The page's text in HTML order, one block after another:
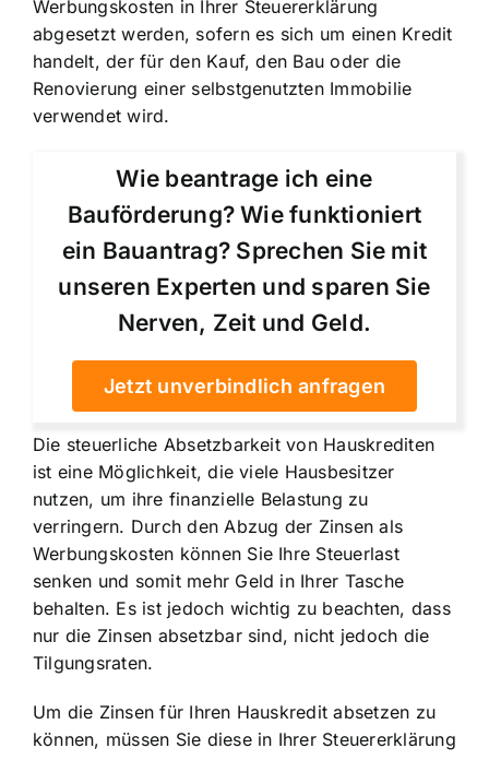
Werbungskosten in Ihrer Steuererklärung
abgesetzt werden, sofern es sich um einen Kredit
handelt, der für den Kauf, den Bau oder die
Renovierung einer selbstgenutzten Immobilie
verwendet wird.
Wie beantrage ich eine
Bauförderung? Wie funktioniert
ein Bauantrag? Sprechen Sie mit
unseren Experten und sparen Sie
Nerven, Zeit und Geld.
Jetzt unverbindlich anfragen
Die steuerliche Absetzbarkeit von Hauskrediten
ist eine Möglichkeit, die viele Hausbesitzer
nutzen, um ihre finanzielle Belastung zu
verringern. Durch den Abzug der Zinsen als
Werbungskosten können Sie Ihre Steuerlast
senken und somit mehr Geld in Ihrer Tasche
behalten. Es ist jedoch wichtig zu beachten, dass
nur die Zinsen absetzbar sind, nicht jedoch die
Tilgungsraten.
Um die Zinsen für Ihren Hauskredit absetzen zu
können, müssen Sie diese in Ihrer Steuererklärung